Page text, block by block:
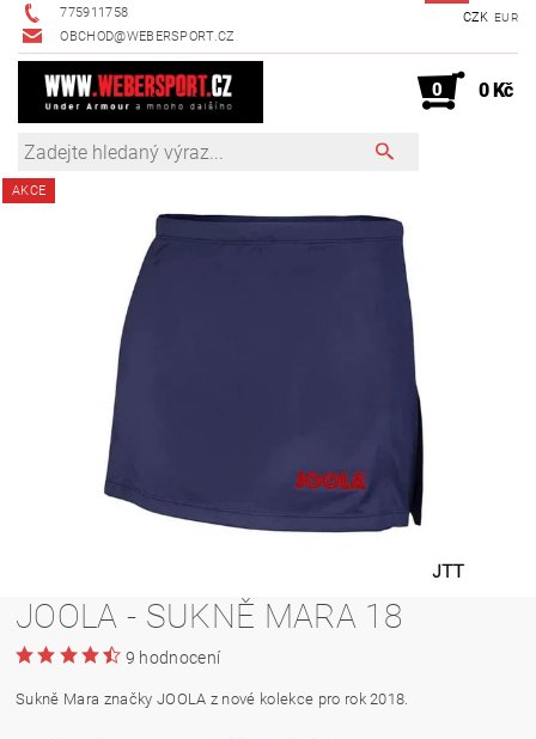
775911758
OBCHOD@WEBERSPORT.CZ
CZK EUR
0 0 Kč
AKCE
JOOLA - SUKNĚ MARA 18
9 hodnocení
Sukně Mara značky JOOLA z nové kolekce pro rok 2018.